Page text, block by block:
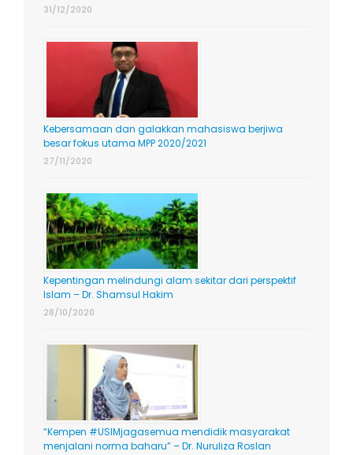
31/12/2020
Kebersamaan dan galakkan mahasiswa berjiwa
besar fokus utama MPP 2020/2021
27/11/2020
Kepentingan melindungi alam sekitar dari perspektif
Islam – Dr. Shamsul Hakim
28/10/2020
“Kempen #USIMjagasemua mendidik masyarakat
menjalani norma baharu” – Dr. Nuruliza Roslan